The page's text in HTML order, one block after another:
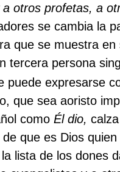
otros profetas, a
se cambia la
que se muestra en
tercera persona
puede expresarse
que sea aoristo
como Él dio,
que es Dios
lista de los dones